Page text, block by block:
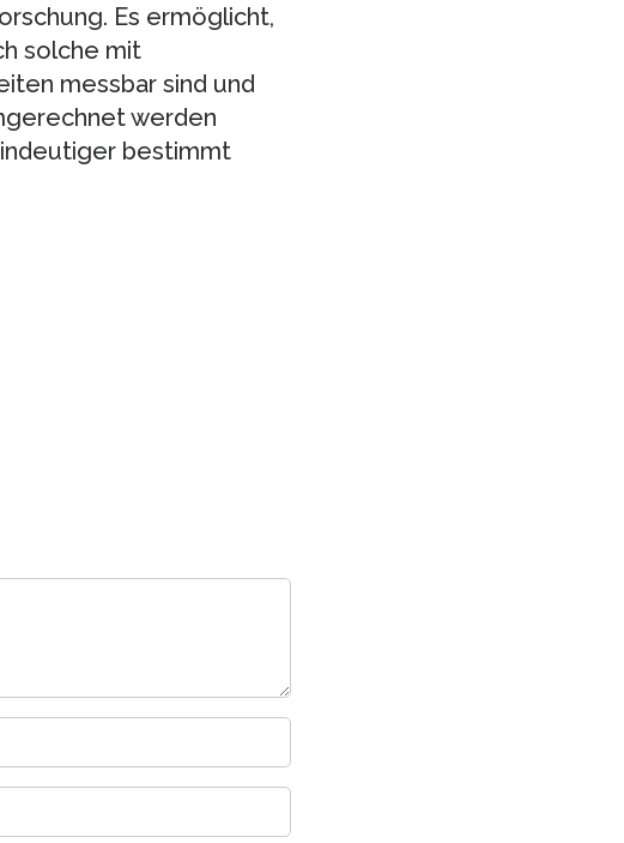
Es ermöglicht,
solche mit
messbar sind und
werden
bestimmt